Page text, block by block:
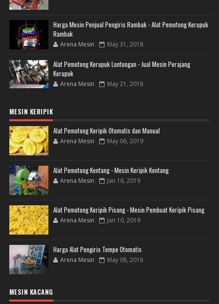
Harga Mesin Penjual Pengiris Rambak - Alat Pemotong Kerupuk
Rambak
Arena Mesin May 31, 2018
Alat Pemotong Kerupuk Lontongan - Jual Mesin Perajang
Kerupuk
Arena Mesin May 21, 2018
MESIN KERIPIK
Alat Pemotong Keripik Otomatis dan Manual
Arena Mesin May 06, 2019
Alat Pemotong Kentang - Mesin Keripik Kentang
Arena Mesin Jan 16, 2019
Alat Pemotong Keripik Pisang - Mesin Pembuat Keripik Pisang
Arena Mesin Jan 10, 2019
Harga Alat Pengiris Tempe Otomatis
Arena Mesin May 08, 2018
MESIN KACANG